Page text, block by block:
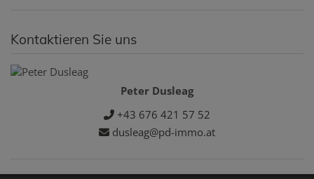
Kontaktieren Sie uns
Peter Dusleag
+43 676 421 57 52
dusleag@pd-immo.at